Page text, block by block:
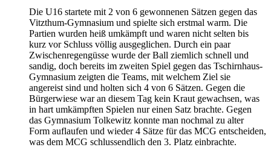
Die U16 startete mit 2 von 6 gewonnenen Sätzen gegen das
Vitzthum-Gymnasium und spielte sich erstmal warm. Die
Partien wurden heiß umkämpft und waren nicht selten bis
kurz vor Schluss völlig ausgeglichen. Durch ein paar
Zwischenregengüsse wurde der Ball ziemlich schnell und
sandig, doch bereits im zweiten Spiel gegen das Tschirnhaus-
Gymnasium zeigten die Teams, mit welchem Ziel sie
angereist sind und holten sich 4 von 6 Sätzen. Gegen die
Bürgerwiese war an diesem Tag kein Kraut gewachsen, was
in hart umkämpften Spielen nur einen Satz brachte. Gegen
das Gymnasium Tolkewitz konnte man nochmal zu alter
Form auflaufen und wieder 4 Sätze für das MCG entscheiden,
was dem MCG schlussendlich den 3. Platz einbrachte.